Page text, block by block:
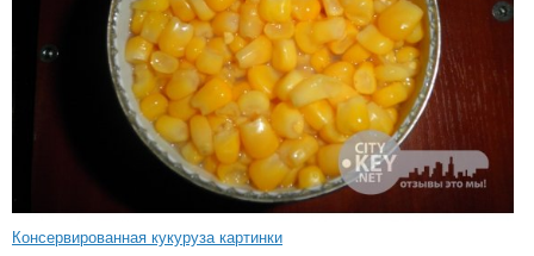
Консервированная кукуруза картинки